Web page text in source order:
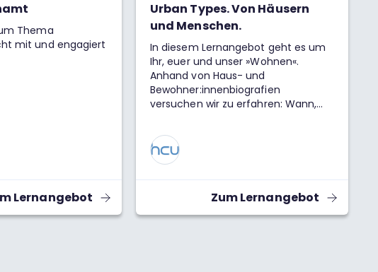
Thema
mit und engagiert
Lernangebot
Urban Types. Von Häusern
und Menschen.
In diesem Lernangebot geht es um
Ihr, euer und unser »Wohnen«.
Anhand von Haus- und
Bewohner:innenbiografien
versuchen wir zu erfahren: Wann,
Zimmern, Häusern, Quartieren, in der
Stadt und in der Welt?
Zum Lernangebot